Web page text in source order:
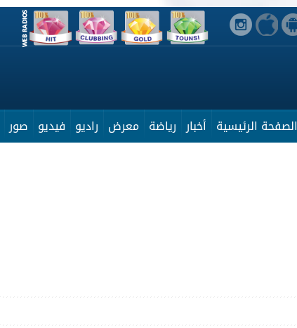
الصفحة الرئيسية أخبار رياضة معرض راديو فيديو صور